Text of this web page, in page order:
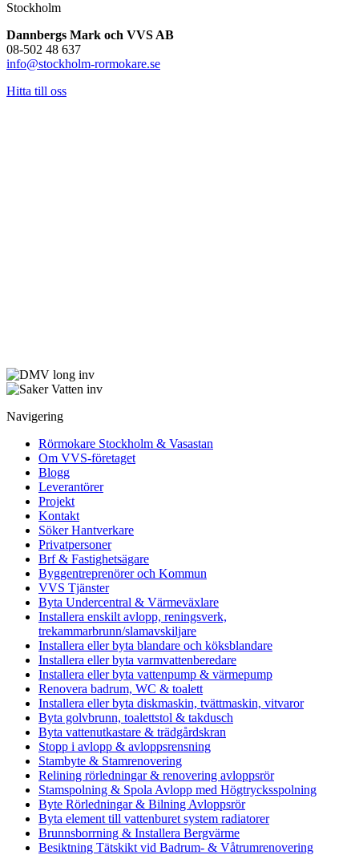
Stockholm
Dannbergs Mark och VVS AB
08-502 48 637
info@stockholm-rormokare.se
Hitta till oss
Navigering
Rörmokare Stockholm & Vasastan
Om VVS-företaget
Blogg
Leverantörer
Projekt
Kontakt
Söker Hantverkare
Privatpersoner
Brf & Fastighetsägare
Byggentreprenörer och Kommun
VVS Tjänster
Byta Undercentral & Värmeväxlare
Installera enskilt avlopp, reningsverk,
trekammarbrunn/slamavskiljare
Installera eller byta blandare och köksblandare
Installera eller byta varmvattenberedare
Installera eller byta vattenpump & värmepump
Renovera badrum, WC & toalett
Installera eller byta diskmaskin, tvättmaskin, vitvaror
Byta golvbrunn, toalettstol & takdusch
Byta vattenutkastare & trädgårdskran
Stopp i avlopp & avloppsrensning
Stambyte & Stamrenovering
Relining rörledningar & renovering avloppsrör
Stamspolning & Spola Avlopp med Högtrycksspolning
Byte Rörledningar & Bilning Avloppsrör
Byta element till vattenburet system radiatorer
Brunnsborrning & Installera Bergvärme
Besiktning Tätskikt vid Badrum- & Våtrumrenovering